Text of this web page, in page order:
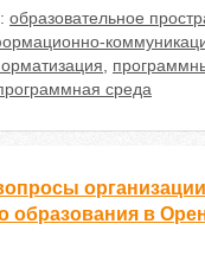
образовательное
,
среда
организации
образования в